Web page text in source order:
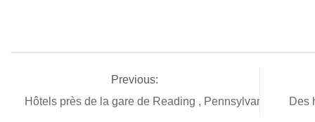
Previous:
Hôtels près de la gare de Reading , Pennsylvanie
Des